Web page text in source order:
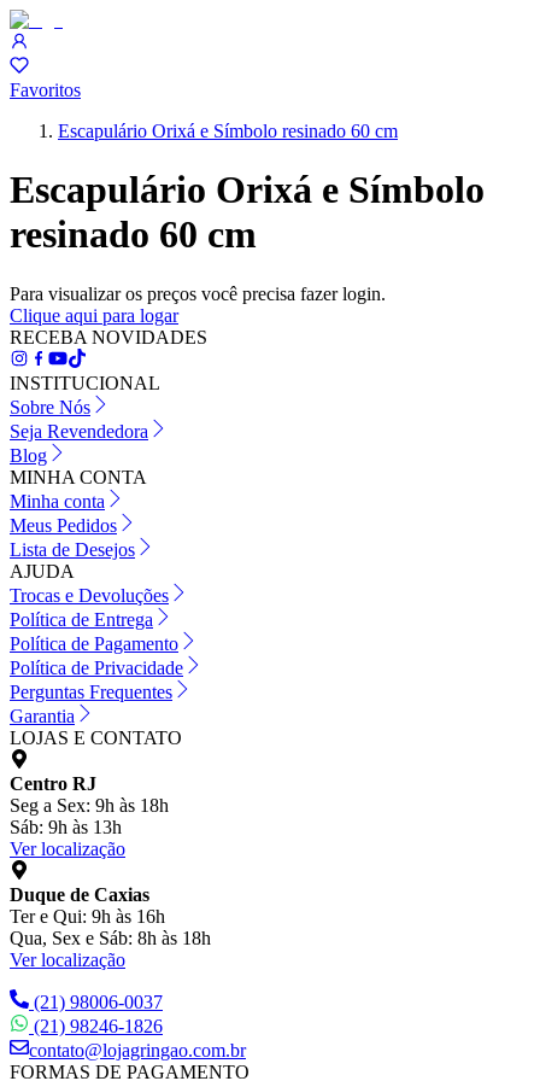
Favoritos
Escapulário Orixá e Símbolo resinado 60 cm
Escapulário Orixá e Símbolo
resinado 60 cm
Para visualizar os preços você precisa fazer login.
Clique aqui para logar
RECEBA NOVIDADES
INSTITUCIONAL
Sobre Nós
Seja Revendedora
Blog
MINHA CONTA
Minha conta
Meus Pedidos
Lista de Desejos
AJUDA
Trocas e Devoluções
Política de Entrega
Política de Pagamento
Política de Privacidade
Perguntas Frequentes
Garantia
LOJAS E CONTATO
Centro RJ
Seg a Sex: 9h às 18h
Sáb: 9h às 13h
Ver localização
Duque de Caxias
Ter e Qui: 9h às 16h
Qua, Sex e Sáb: 8h às 18h
Ver localização
(21) 98006-0037
(21) 98246-1826
contato@lojagringao.com.br
FORMAS DE PAGAMENTO